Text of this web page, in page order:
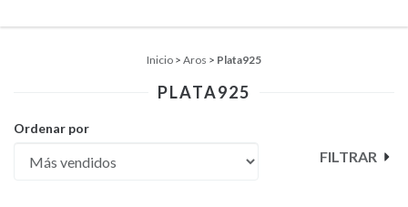
Inicio > Aros > Plata925
PLATA925
Ordenar por
FILTRAR